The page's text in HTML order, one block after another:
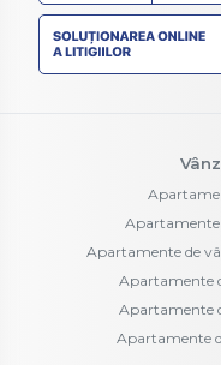
Apartamente
Apartamente de
Apartamente
Apartamente
Apartamente